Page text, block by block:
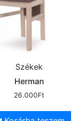
Székek
Herman
26.000Ft